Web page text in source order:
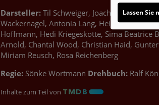
Darsteller: Til Schweiger, Joachim Krol,
Wackernagel, Antonia Lang, Heinrich
Hoffmann, Hedi Kriegeskotte, Sima Beatrice
Arnold, Chantal Wood, Christian Haid,
Miriam Reusch, Rosa Reichenberg
Regie: Sönke Wortmann Drehbuch: Ralf
Inhalte zum Teil von
Lassen Sie